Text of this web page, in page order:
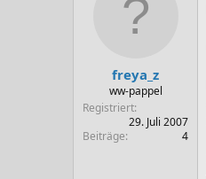
freya_z
ww-pappel
Registriert
29. Juli 2007
Beiträge
4